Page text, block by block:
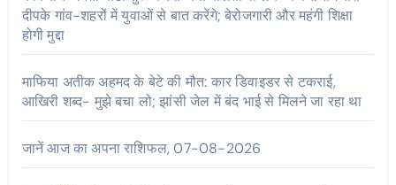
दीपके गांव-शहरों में युवाओं से बात करेंगे; बेरोजगारी और महंगी शिक्षा
होगी मुद्दा
माफिया अतीक अहमद के बेटे की मौत: कार डिवाइडर से टकराई,
आखिरी शब्द- मुझे बचा लो; झांसी जेल में बंद भाई से मिलने जा रहा था
जानें आज का अपना राशिफल, 07-08-2026